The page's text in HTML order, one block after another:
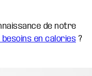
de notre
en calories ?